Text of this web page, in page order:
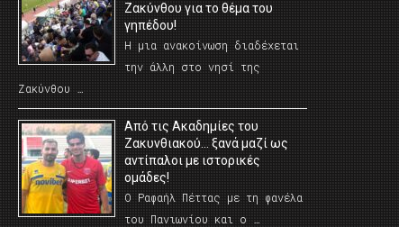
Ζακύνθου για το θέμα του
γηπέδου!
Η μια ανακοίνωση διαδέχεται
την άλλη στο νησί της
Ζακύνθου …
Από τις Ακαδημίες του
Ζακυνθιακού… ξανά μαζί ως
αντίπαλοι με ιστορικές
ομάδες!
Ο Ραφαήλ Πέττας με τη φανέλα
του Πανιωνίου και ο …